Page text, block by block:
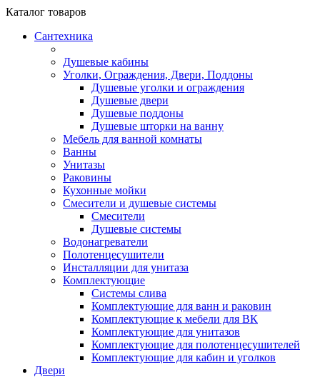
Каталог товаров
Сантехника
Душевые кабины
Уголки, Ограждения, Двери, Поддоны
Душевые уголки и ограждения
Душевые двери
Душевые поддоны
Душевые шторки на ванну
Мебель для ванной комнаты
Ванны
Унитазы
Раковины
Кухонные мойки
Смесители и душевые системы
Смесители
Душевые системы
Водонагреватели
Полотенцесушители
Инсталляции для унитаза
Комплектующие
Системы слива
Комплектующие для ванн и раковин
Комплектующие к мебели для ВК
Комплектующие для унитазов
Комплектующие для полотенцесушителей
Комплектующие для кабин и уголков
Двери